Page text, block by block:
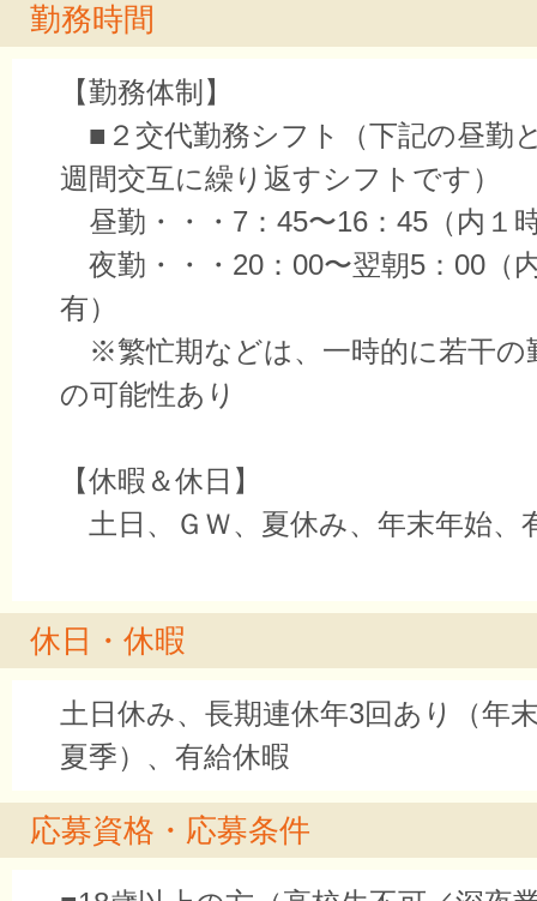
勤務時間
【勤務体制】
■２交代勤務シフト（下記の昼勤
週間交互に繰り返すシフトです）
昼勤・・・7：45〜16：45（内１
夜勤・・・20：00〜翌朝5：00（
有）
※繁忙期などは、一時的に若干の
の可能性あり
【休暇＆休日】
土日、ＧＷ、夏休み、年末年始、
休日・休暇
土日休み、長期連休年3回あり（年
夏季）、有給休暇
応募資格・応募条件